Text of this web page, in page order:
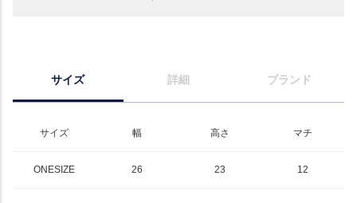
サイズ 詳細 ブランド
サイズ 幅 高さ マチ
ONESIZE 26 23 12